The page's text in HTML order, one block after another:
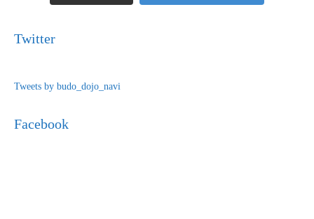
Twitter
Tweets by budo_dojo_navi
Facebook